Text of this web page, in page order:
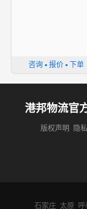
咨询 ▪ 报价 ▪ 下单
港邦物流官
版权声明 隐
石家庄 太原 呼